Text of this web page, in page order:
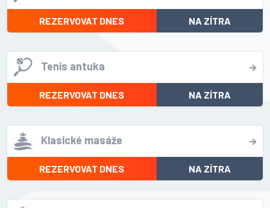
REZERVOVAT DNES NA ZÍTRA
Tenis antuka
REZERVOVAT DNES NA ZÍTRA
Klasické masáže
REZERVOVAT DNES NA ZÍTRA